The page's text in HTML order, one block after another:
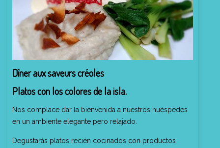
Dîner aux saveurs créoles
Platos con los colores de la isla.
Nos complace dar la bienvenida a nuestros huéspedes
en un ambiente elegante pero relajado.
Degustarás platos recién cocinados con productos